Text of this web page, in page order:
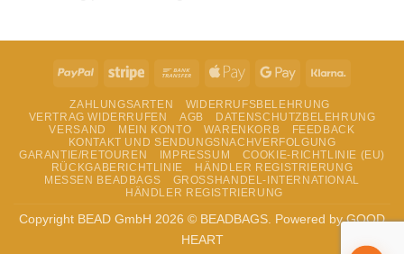
PayPal Stripe
Bank
Apple
Google
ZAHLUNGSARTEN
WIDERRUFSBELEHRUNG
VERTRAG WIDERRUFEN
AGB
DATENSCHUTZBELEHRUNG
VERSAND
MEIN KONTO WARENKORB
FEEDBACK
KONTAKT UND SENDUNGSNACHVERFOLGUNG
GARANTIE/RETOUREN
IMPRESSUM
COOKIE-RICHTLINIE (EU)
RÜCKGABERICHTLINIE
HÄNDLER REGISTRIERUNG
MESSEN BEADBAGS
GROSSHANDEL-INTERNATIONAL
HÄNDLER REGISTRIERUNG
Copyright BEAD GmbH 2026 © BEADBAGS. Powered by GOOD
HEART